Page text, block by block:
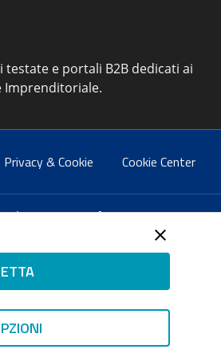
e portali B2B dedicati ai
Imprenditoriale.
Privacy & Cookie Cookie Center
06 684251 - fax. 06 68425433
resp. Michela Stentella
di qualità SQS (ISO